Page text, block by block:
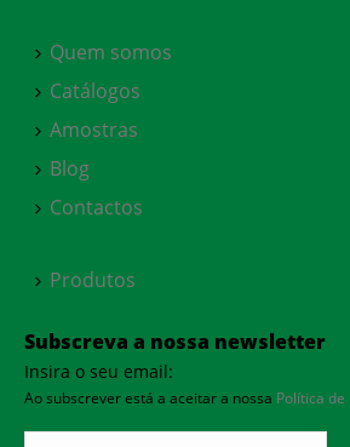
Quem somos
Catálogos
Amostras
Blog
Contactos
Produtos
Subscreva a nossa newsletter
Insira o seu email:
Ao subscrever está a aceitar a nossa Política de